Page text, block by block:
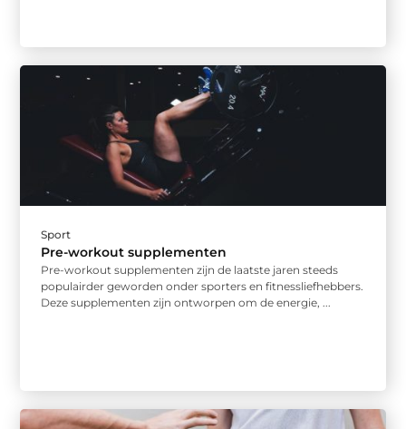
Sport
Pre-workout supplementen
Pre-workout supplementen zijn de laatste jaren steeds
populairder geworden onder sporters en fitnessliefhebbers.
Deze supplementen zijn ontworpen om de energie, ...